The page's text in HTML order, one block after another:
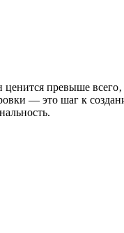
превыше всего‚
— это шаг к